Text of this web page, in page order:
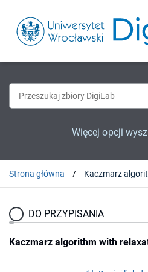
Więcej opcji
Strona główna Kaczmarz
DO PRZYPISANIA
Kaczmarz algorithm with